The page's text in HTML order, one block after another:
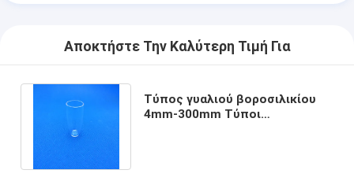
Αποκτήστε Την Καλύτερη Τιμή Για
Τύπος γυαλιού βοροσιλικίου
4mm-300mm Τύποι